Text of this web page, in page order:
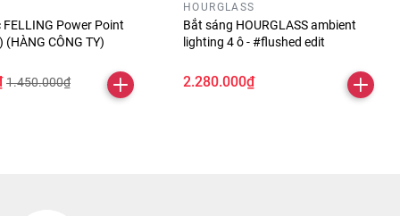
FELLING Power Point
CÔNG TY)
1.450.000₫
HOURGLASS
Bắt sáng HOURGLASS ambient
lighting 4 ô - #flushed edit
2.280.000₫